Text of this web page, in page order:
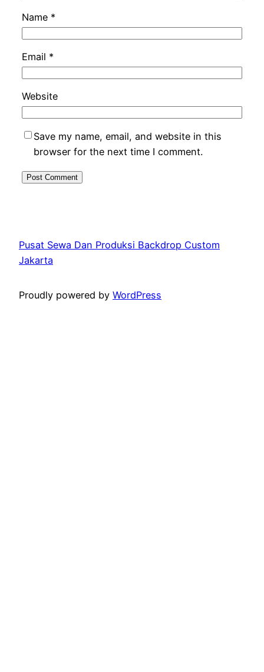
Name *
Email *
Website
Save my name, email, and website in this
browser for the next time I comment.
Pusat Sewa Dan Produksi Backdrop Custom
Jakarta
Proudly powered by WordPress